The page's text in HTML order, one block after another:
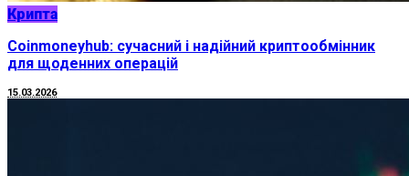
Крипта
Coinmoneyhub: сучасний і надійний криптообмінник
для щоденних операцій
15.03.2026